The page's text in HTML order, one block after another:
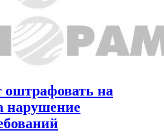
на
нарушение